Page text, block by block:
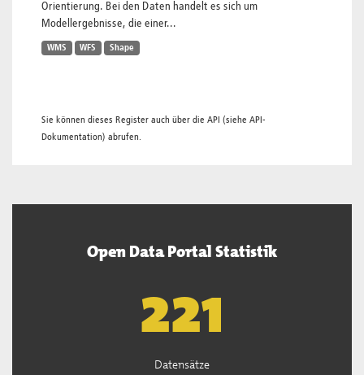
Orientierung. Bei den Daten handelt es sich um
Modellergebnisse, die einer...
WMS WFS Shape
Sie können dieses Register auch über die API (siehe API-
Dokumentation) abrufen.
Open Data Portal Statistik
222
Datensätze